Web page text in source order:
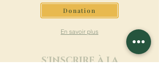
Donation
En savoir plus
S'INSCRIRE À LA